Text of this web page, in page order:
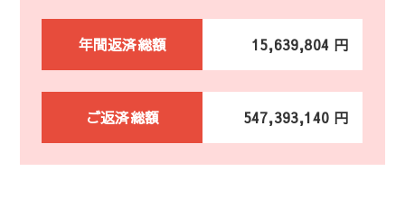
年間返済総額 15,639,804 円
ご返済総額 547,393,140 円